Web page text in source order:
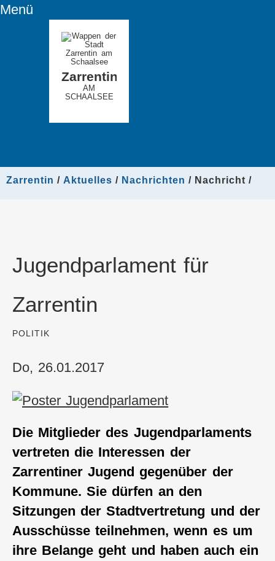
Menü
Zarrentin
AM
SCHAALSEE
Zarrentin Aktuelles Nachrichten Nachricht
Jugendparlament für
Zarrentin
:
POLITIK
Do, 26.01.2017
Die Mitglieder des Jugendparlaments
vertreten die Interessen der
Zarrentiner Jugend gegenüber der
Kommune. Sie dürfen an den
Sitzungen der Stadtvertretung und der
Ausschüsse teilnehmen, wenn es um
ihre Belange geht und haben auch ein